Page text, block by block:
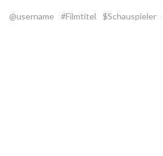
@username #Filmtitel $Schauspieler